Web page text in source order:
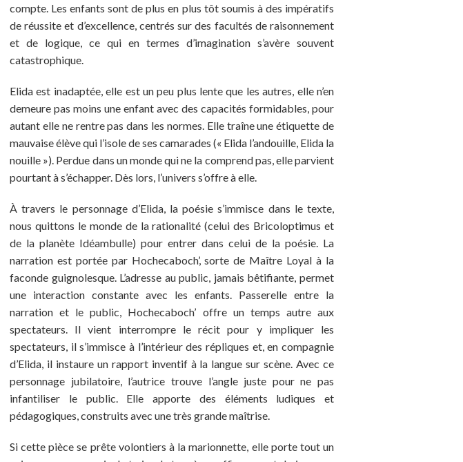
compte. Les enfants sont de plus en plus tôt soumis à des impératifs
de réussite et d’excellence, centrés sur des facultés de raisonnement
et de logique, ce qui en termes d’imagination s’avère souvent
catastrophique.
Elida est inadaptée, elle est un peu plus lente que les autres, elle n’en
demeure pas moins une enfant avec des capacités formidables, pour
autant elle ne rentre pas dans les normes. Elle traîne une étiquette de
mauvaise élève qui l’isole de ses camarades (« Elida l’andouille, Elida la
nouille »). Perdue dans un monde qui ne la comprend pas, elle parvient
pourtant à s’échapper. Dès lors, l’univers s’offre à elle.
À travers le personnage d’Elida, la poésie s’immisce dans le texte,
nous quittons le monde de la rationalité (celui des Bricoloptimus et
de la planète Idéambulle) pour entrer dans celui de la poésie. La
narration est portée par Hochecaboch’, sorte de Maître Loyal à la
faconde guignolesque. L’adresse au public, jamais bêtifiante, permet
une interaction constante avec les enfants. Passerelle entre la
narration et le public, Hochecaboch’ offre un temps autre aux
spectateurs. Il vient interrompre le récit pour y impliquer les
spectateurs, il s’immisce à l’intérieur des répliques et, en compagnie
d’Elida, il instaure un rapport inventif à la langue sur scène. Avec ce
personnage jubilatoire, l’autrice trouve l’angle juste pour ne pas
infantiliser le public. Elle apporte des éléments ludiques et
pédagogiques, construits avec une très grande maîtrise.
Si cette pièce se prête volontiers à la marionnette, elle porte tout un